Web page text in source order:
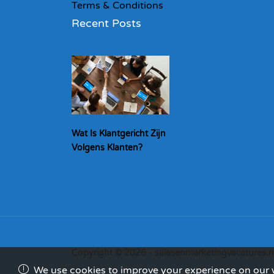
Terms & Conditions
Recent Posts
Wat Is Klantgericht Zijn
Volgens Klanten?
We use cookies to improve your experience on